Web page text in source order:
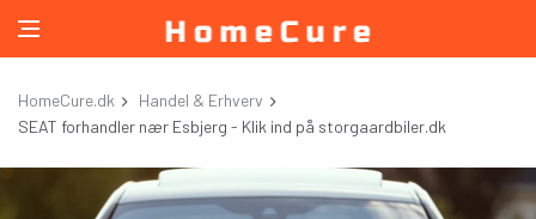
HomeCure.dk
Handel & Erhverv
SEAT forhandler nær Esbjerg - Klik ind på storgaardbiler.dk